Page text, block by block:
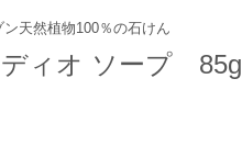
天然植物100％の石けん
ィオ ソープ 85g